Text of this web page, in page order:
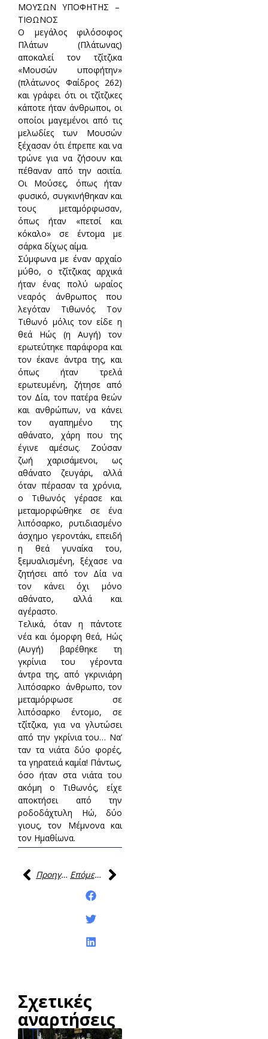
ΜΟΥΣΩΝ ΥΠΟΦΗΤΗΣ –
ΤΙΘΩΝΟΣ
Ο μεγάλος φιλόσοφος
Πλάτων (Πλάτωνας)
αποκαλεί τον τζίτζικα
«Μουσών υποφήτην»
(πλάτωνος Φαίδρος 262)
και γράφει ότι οι τζίτζικες
κάποτε ήταν άνθρωποι, οι
οποίοι μαγεμένοι από τις
μελωδίες των Μουσών
ξέχασαν ότι έπρεπε και να
τρώνε για να ζήσουν και
πέθαναν από την ασιτία.
Οι Μούσες, όπως ήταν
φυσικό, συγκινήθηκαν και
τους μεταμόρφωσαν,
όπως ήταν «πετσί και
κόκαλο» σε έντομα με
σάρκα δίχως αίμα.
Σύμφωνα με έναν αρχαίο
μύθο, ο τζίτζικας αρχικά
ήταν ένας πολύ ωραίος
νεαρός άνθρωπος που
λεγόταν Τιθωνός. Τον
Τιθωνό μόλις τον είδε η
θεά Ηώς (η Αυγή) τον
ερωτεύτηκε παράφορα και
τον έκανε άντρα της, και
όπως ήταν τρελά
ερωτευμένη, ζήτησε από
τον Δία, τον πατέρα θεών
και ανθρώπων, να κάνει
τον αγαπημένο της
αθάνατο, χάρη που της
έγινε αμέσως. Ζούσαν
ζωή χαρισάμενοι, ως
αθάνατο ζευγάρι, αλλά
όταν πέρασαν τα χρόνια,
ο Τιθωνός γέρασε και
μεταμορφώθηκε σε ένα
λιπόσαρκο, ρυτιδιασμένο
άσχημο γεροντάκι, επειδή
η θεά γυναίκα του,
ξεμυαλισμένη, ξέχασε να
ζητήσει από τον Δία να
τον κάνει όχι μόνο
αθάνατο, αλλά και
αγέραστο.
Τελικά, όταν η πάντοτε
νέα και όμορφη θεά, Ηώς
(Αυγή) βαρέθηκε τη
γκρίνια του γέροντα
άντρα της, από γκρινιάρη
λιπόσαρκο άνθρωπο, τον
μεταμόρφωσε σε
λιπόσαρκο έντομο, σε
τζίτζικα, για να γλυτώσει
από την γκρίνια του… Να’
ταν τα νιάτα δύο φορές,
τα γηρατειά καμία! Πάντως,
όσο ήταν στα νιάτα του
ακόμη ο Τιθωνός, είχε
αποκτήσει από την
ροδοδάχτυλη Ηώ, δύο
γιους, τον Μέμνονα και
τον Ημαθίωνα.
Προηγούμενη
Επόμενη
Σχετικές
αναρτήσεις